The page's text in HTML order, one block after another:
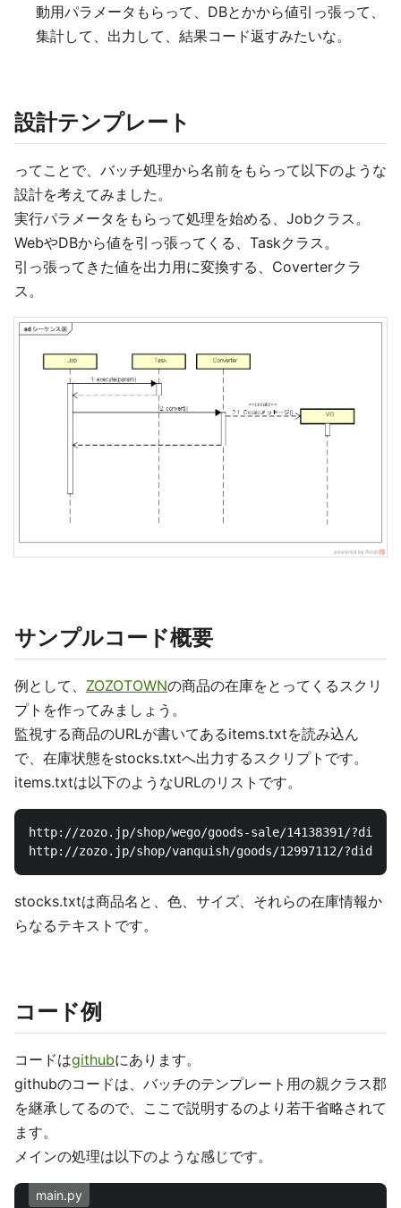
動用パラメータもらって、DBとかから値引っ張って、
集計して、出力して、結果コード返すみたいな。
設計テンプレート
ってことで、バッチ処理から名前をもらって以下のような
設計を考えてみました。
実行パラメータをもらって処理を始める、Jobクラス。
WebやDBから値を引っ張ってくる、Taskクラス。
引っ張ってきた値を出力用に変換する、Coverterクラ
ス。
サンプルコード概要
例として、 ZOZOTOWNの商品の在庫をとってくるスクリ
プトを作ってみましょう。
監視する商品のURLが書いてあるitems.txtを読み込ん
で、在庫状態をstocks.txtへ出力するスクリプトです。
items.txtは以下のようなURLのリストです。
http://zozo.jp/shop/wego/goods-sale/14138391/
stocks.txtは商品名と、色、サイズ、それらの在庫情報か
らなるテキストです。
コード例
コードはgithubにあります。
githubのコードは、バッチのテンプレート用の親クラス郡
を継承してるので、ここで説明するのより若干省略されて
ます。
メインの処理は以下のような感じです。
main.py